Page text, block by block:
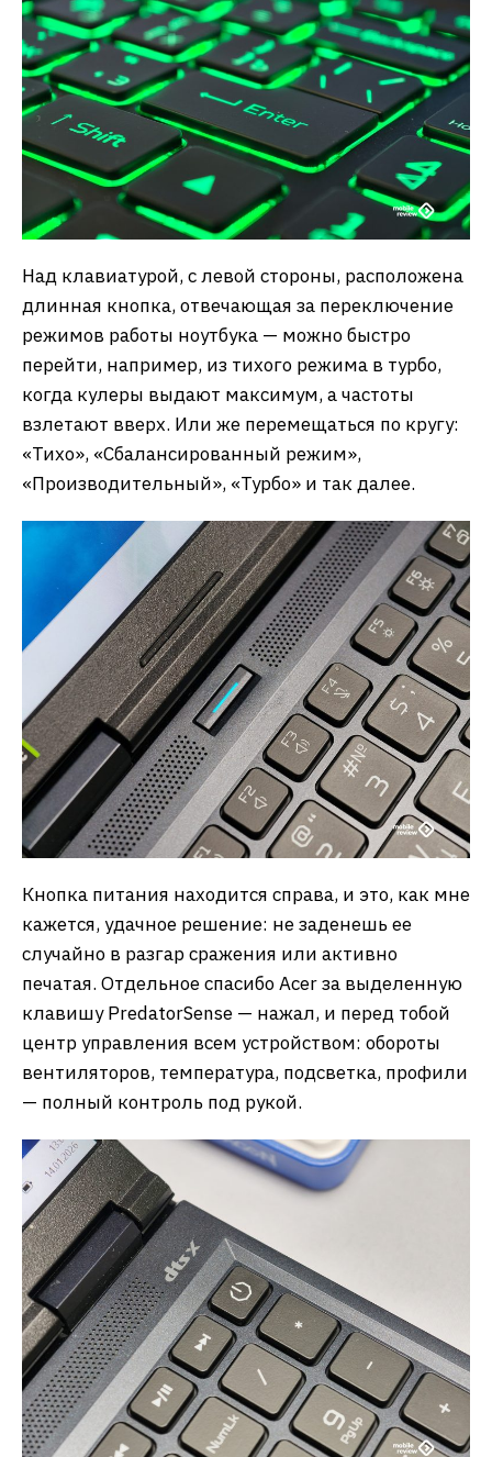
Над клавиатурой, с левой стороны, расположена
длинная кнопка, отвечающая за переключение
режимов работы ноутбука — можно быстро
перейти, например, из тихого режима в турбо,
когда кулеры выдают максимум, а частоты
взлетают вверх. Или же перемещаться по кругу:
«Тихо», «Сбалансированный режим»,
«Производительный», «Турбо» и так далее.
Кнопка питания находится справа, и это, как мне
кажется, удачное решение: не заденешь ее
случайно в разгар сражения или активно
печатая. Отдельное спасибо Acer за выделенную
клавишу PredatorSense — нажал, и перед тобой
центр управления всем устройством: обороты
вентиляторов, температура, подсветка, профили
— полный контроль под рукой.